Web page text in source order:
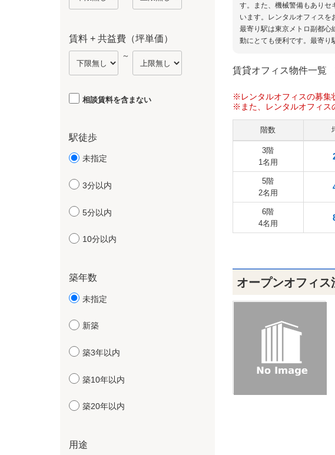
す。また、機械警備もありセ
います。レンタルオフィスを
最寄り駅は東京メトロ副都心
動にとても便利です。最寄り
賃貸オフィス物件一覧
※レンタルオフィスの募集
※また、レンタルオフィス
階数
3階
1名用
5階
2名用
6階
4名用
オープンオフィス
賃料 + 共益費（坪単価）
～
相談賃料を含まない
駅徒歩
未指定
3分以内
5分以内
10分以内
築年数
未指定
新築
築3年以内
築10年以内
築20年以内
用途